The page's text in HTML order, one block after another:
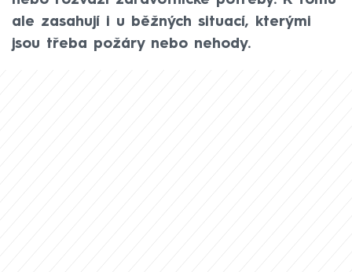
ale zasahují i u běžných situací, kterými
jsou třeba požáry nebo nehody.